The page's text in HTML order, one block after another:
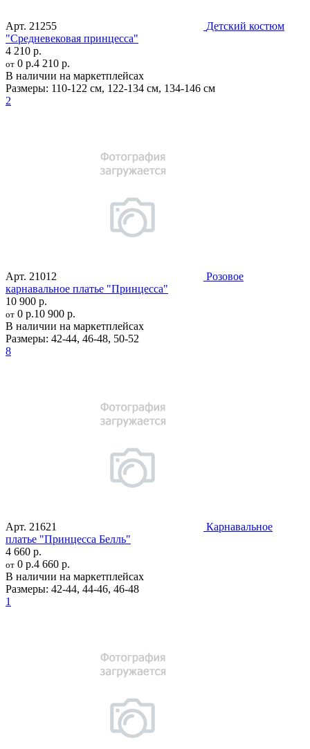
Арт. 21255
Детский костюм
"Средневековая принцесса"
4 210 р.
от 0 р.4 210 р.
В наличии на маркетплейсах
Размеры: 110-122 см, 122-134 см, 134-146 см
2
Арт. 21012
Розовое
карнавальное платье "Принцесса"
10 900 р.
от 0 р.10 900 р.
В наличии на маркетплейсах
Размеры: 42-44, 46-48, 50-52
8
Арт. 21621
Карнавальное
платье "Принцесса Белль"
4 660 р.
от 0 р.4 660 р.
В наличии на маркетплейсах
Размеры: 42-44, 44-46, 46-48
1